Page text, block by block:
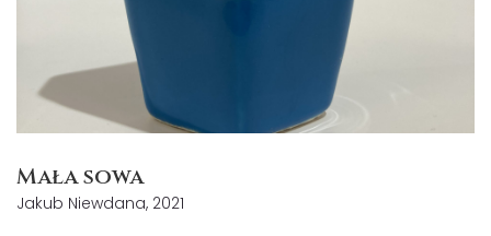
Mała sowa
Jakub Niewdana, 2021